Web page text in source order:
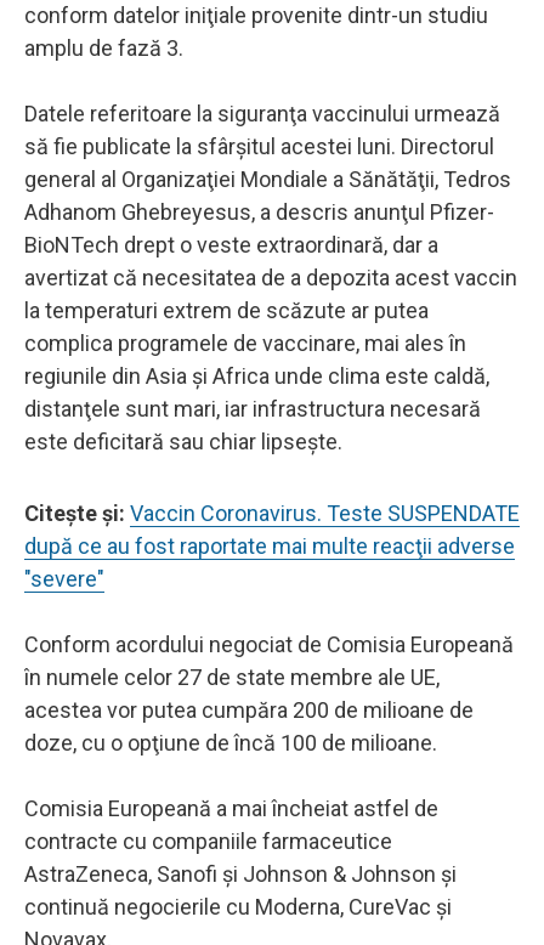
conform datelor iniţiale provenite dintr-un studiu
amplu de fază 3.
Datele referitoare la siguranţa vaccinului urmează
să fie publicate la sfârşitul acestei luni. Directorul
general al Organizaţiei Mondiale a Sănătăţii, Tedros
Adhanom Ghebreyesus, a descris anunţul Pfizer-
BioNTech drept o veste extraordinară, dar a
avertizat că necesitatea de a depozita acest vaccin
la temperaturi extrem de scăzute ar putea
complica programele de vaccinare, mai ales în
regiunile din Asia şi Africa unde clima este caldă,
distanţele sunt mari, iar infrastructura necesară
este deficitară sau chiar lipseşte.
Citeşte şi: Vaccin Coronavirus. Teste SUSPENDATE
după ce au fost raportate mai multe reacţii adverse
"severe"
Conform acordului negociat de Comisia Europeană
în numele celor 27 de state membre ale UE,
acestea vor putea cumpăra 200 de milioane de
doze, cu o opţiune de încă 100 de milioane.
Comisia Europeană a mai încheiat astfel de
contracte cu companiile farmaceutice
AstraZeneca, Sanofi şi Johnson & Johnson şi
continuă negocierile cu Moderna, CureVac şi
Novavax.